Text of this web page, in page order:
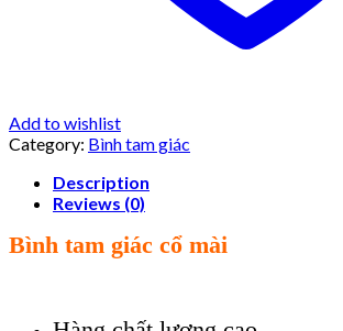
Add to wishlist
Category: Bình tam giác
Description
Reviews (0)
Bình tam giác cổ mài